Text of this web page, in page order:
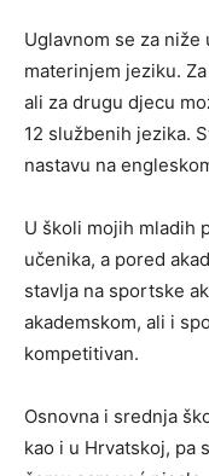
Uglavnom se za
materinjem jeziku.
ali za drugu djecu
12 službenih jezika.
nastavu na
U školi mojih mladih
učenika, a pored
stavlja na sportske
akademskom, ali i
kompetitivan.
Osnovna i srednja
kao i u Hrvatskoj, pa